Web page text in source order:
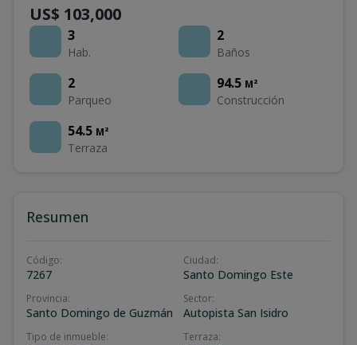
US$ 103,000
3
Hab.
2
Baños
2
Parqueo
94.5 M²
Construcción
54.5 M²
Terraza
Resumen
Código:
7267
Ciudad:
Santo Domingo Este
Provincia:
Santo Domingo de Guzmán
Sector:
Autopista San Isidro
Tipo de inmueble: Terraza: